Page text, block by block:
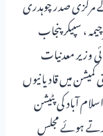
، سپیکر پنجاب
وزیر معدنیات
میں قادیانیوں
آباد کی پٹیشن
ہوئے مجلس